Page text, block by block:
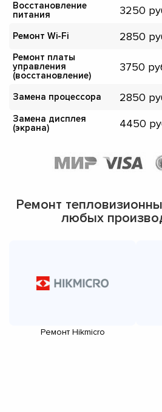
Восстановление
питания
3250
Ремонт Wi-Fi 2850
Ремонт платы
управления
(восстановление)
3750
Замена процессора 2850
Замена дисплея
(экрана)
4450
Ремонт
любых
Ремонт Hikmicro